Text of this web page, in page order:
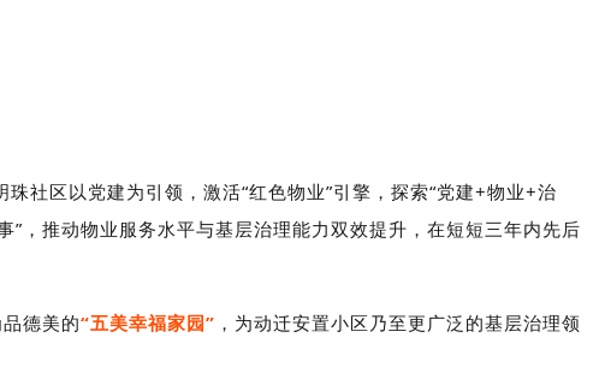
珠社区以党建为引领，激活“红色物业”引擎，探索“党建+物业+治
，推动物业服务水平与基层治理能力双效提升，在短短三年内先后
德美的“五美幸福家园” ，为动迁安置小区乃至更广泛的基层治理领